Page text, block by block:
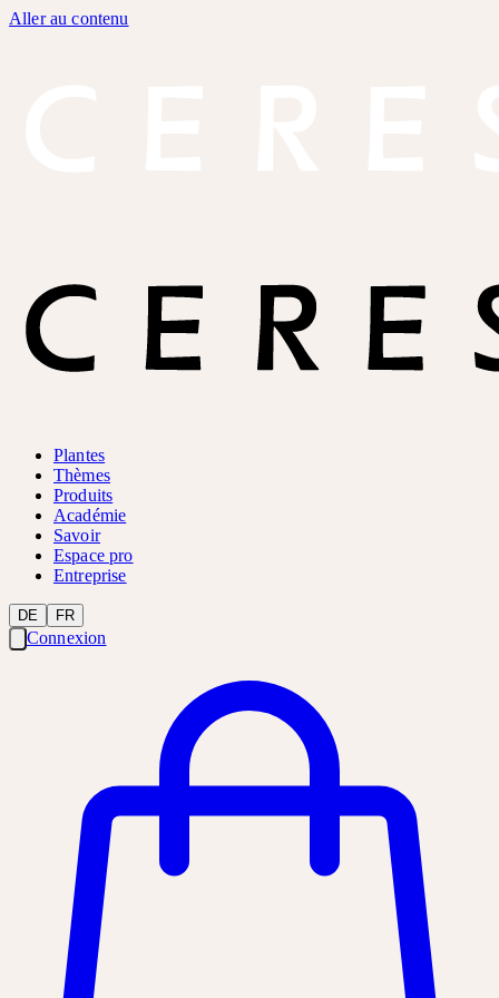
Aller au contenu
Plantes
Thèmes
Produits
Académie
Savoir
Espace pro
Entreprise
DE FR
Connexion